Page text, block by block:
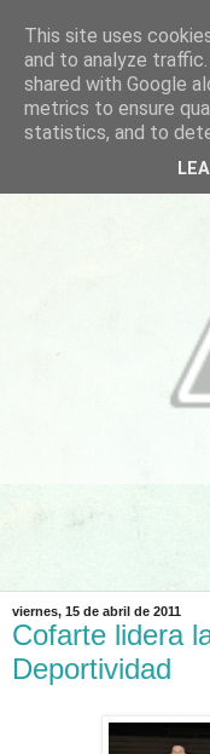
viernes, 15 de abril de 2011
Cofarte lidera
Deportividad
This site uses
and to analyze
shared with Google
metrics to ensure
statistics, and to